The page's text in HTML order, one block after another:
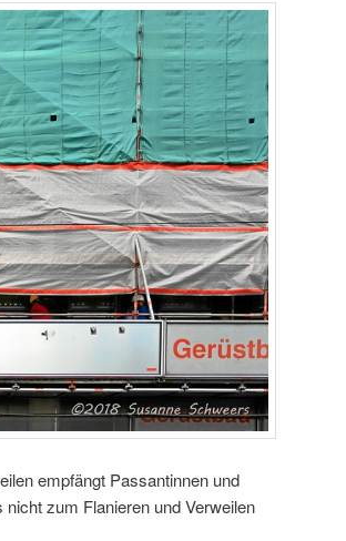
empfängt Passantinnen und
zum Flanieren und Verweilen